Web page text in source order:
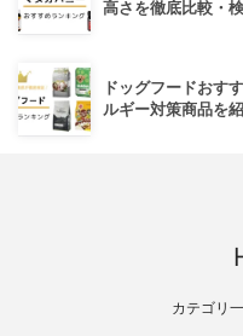
高さを徹底比較・
ドッグフードおす
ルギー対策商品を
カテゴリ